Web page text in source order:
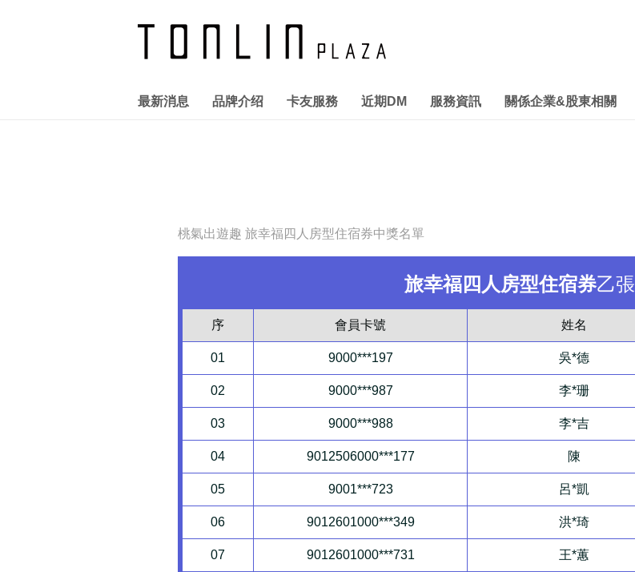
最新消息 品牌介绍 卡友服務 近期DM 服務資訊 關係企業&股東相關
桃氣出遊趣 旅幸福四人房型住宿券中獎名單
旅幸福四人房型住宿券乙張
序 會員卡號 姓名
01 9000***197 吳*德
02 9000***987 李*珊
03 9000***988 李*吉
04 9012506000***177 陳
05 9001***723 呂*凱
06 9012601000***349 洪*琦
07 9012601000***731 王*蕙